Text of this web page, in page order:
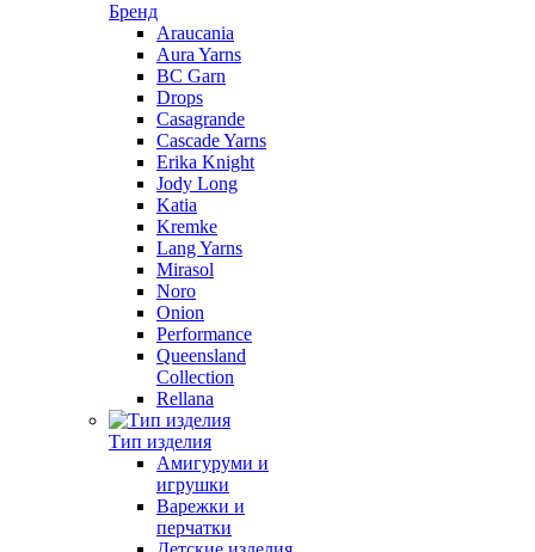
Бренд
Araucania
Aura Yarns
BC Garn
Drops
Casagrande
Cascade Yarns
Erika Knight
Jody Long
Katia
Kremke
Lang Yarns
Mirasol
Noro
Onion
Performance
Queensland
Collection
Rellana
Тип изделия
Амигуруми и
игрушки
Варежки и
перчатки